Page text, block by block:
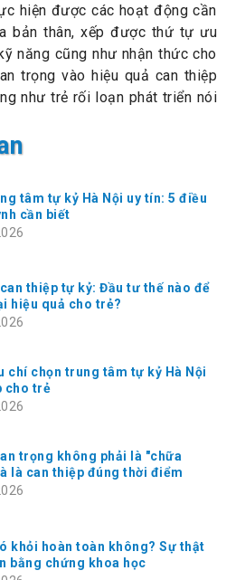
hiện được các hoạt động cần
bản thân, xếp được thứ tự ưu
năng cũng như nhận thức cho
trọng vào hiệu quả can thiệp
như trẻ rối loạn phát triển nói
tâm tự kỷ Hà Nội uy tín: 5 điều
cần biết
thiệp tự kỷ: Đầu tư thế nào để
hiệu quả cho trẻ?
chí chọn trung tâm tự kỷ Hà Nội
cho trẻ
trọng không phải là "chữa
là can thiệp đúng thời điểm
khỏi hoàn toàn không? Sự thật
bằng chứng khoa học